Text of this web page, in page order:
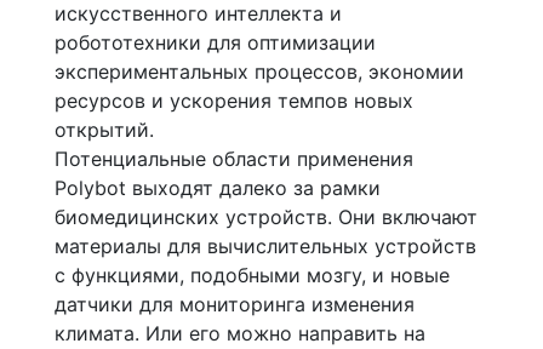
искусственного интеллекта и
робототехники для оптимизации
экспериментальных процессов, экономии
ресурсов и ускорения темпов новых
открытий.
Потенциальные области применения
Polybot выходят далеко за рамки
биомедицинских устройств. Они включают
материалы для вычислительных устройств
с функциями, подобными мозгу, и новые
датчики для мониторинга изменения
климата. Или его можно направить на